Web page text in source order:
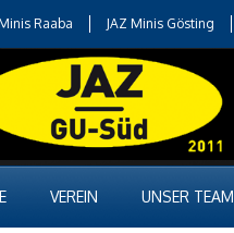
Raaba JAZ Minis Gösting
VEREIN UNSER TEAM